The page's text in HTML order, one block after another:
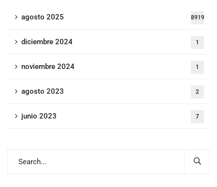
agosto 2025 8919
diciembre 2024 1
noviembre 2024 1
agosto 2023 2
junio 2023 7